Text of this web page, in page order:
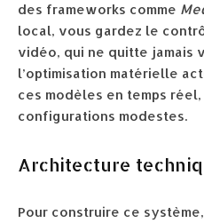
des frameworks comme
local, vous gardez le
vidéo, qui ne quitte jamais
l’optimisation matérielle
ces modèles en temps réel,
configurations modestes.
Architecture
Pour construire ce